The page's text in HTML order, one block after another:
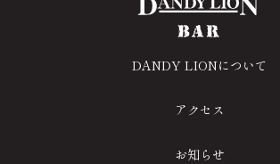
DANDY LIONについて
アクセス
お知らせ